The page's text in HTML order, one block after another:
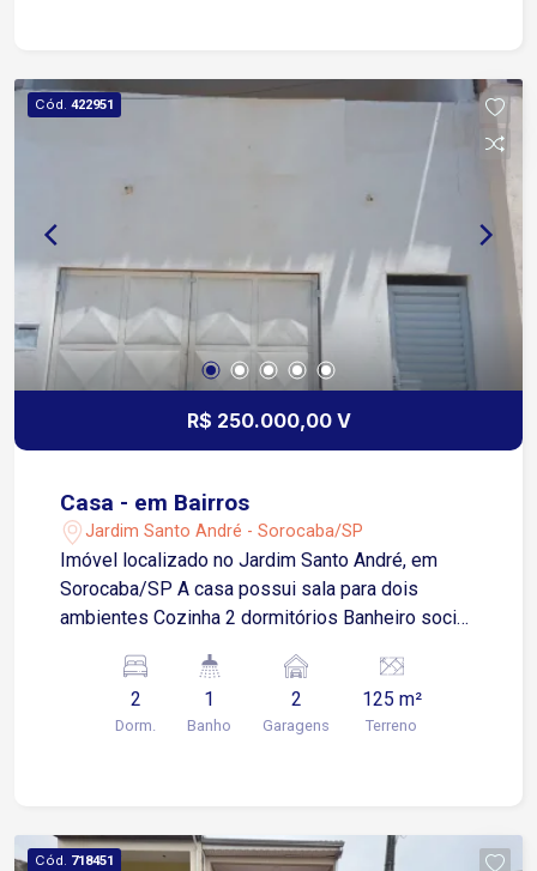
Cód. 422951
R$ 250.000,00 V
Casa - em Bairros
Jardim Santo André - Sorocaba/SP
Imóvel localizado no Jardim Santo André, em
Sorocaba/SP A casa possui sala para dois
ambientes Cozinha 2 dormitórios Banheiro social
bairro Jardim Rodrigo fica próximo a diversas
opções de comércio e serviços, como
supermercados, escolas, farmácias e muito mais.
2
Dorm.
1
Banho
2
Garagens
125 m²
Terreno
Cód. 718451